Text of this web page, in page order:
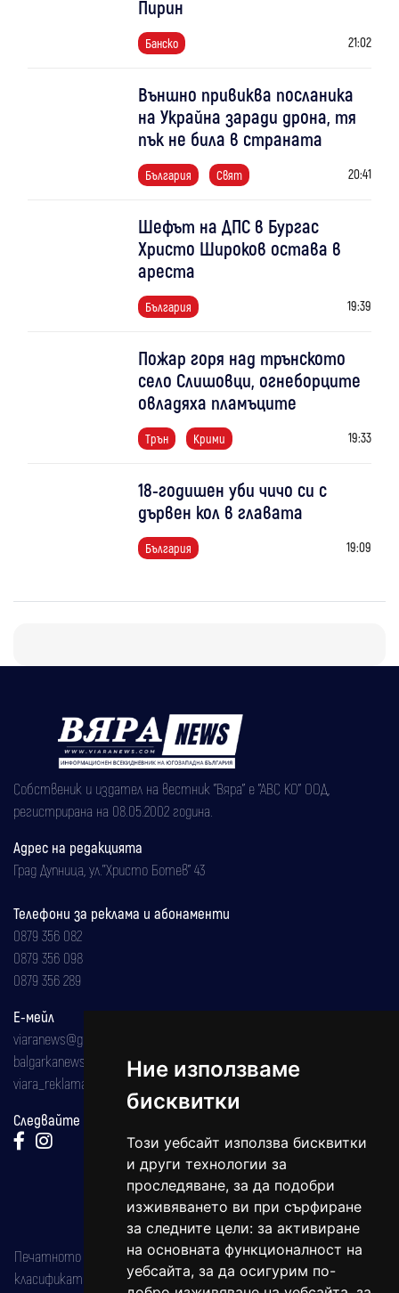
Ние използваме
бисквитки
Този уебсайт използва бисквитки
и други технологии за
проследяване, за да подобри
изживяването ви при сърфиране
за следните цели: за активиране
на основната функционалност на
уебсайта, за да осигурим по-
Пирин
Банско 21:02
Външно привиква посланика
на Украйна заради дрона, тя
пък не била в страната
България Свят 20:41
Шефът на ДПС в Бургас
Христо Широков остава в
ареста
България 19:39
Пожар горя над трънското
село Слишовци, огнеборците
овладяха пламъците
Трън Крими 19:33
18-годишен уби чичо си с
дървен кол в главата
България 19:09
Собственик и издател на вестник "Вяра" е "АВС КО" ООД,
регистрирана на 08.05.2002 година.
Адрес на редакцията
Град Дупница, ул.''Христо Ботев" 43
Телефони за реклама и абонаменти
0879 356 082
0879 356 098
0879 356 289
Е-мейл
viaranews@gmail.com
balgarkanews@gmail.com
viara_reklama@mail.bg
Следвайте ни:
Печатното издание на вестника е регистрирано в националния
класификатор на печатните издания (Българска национална